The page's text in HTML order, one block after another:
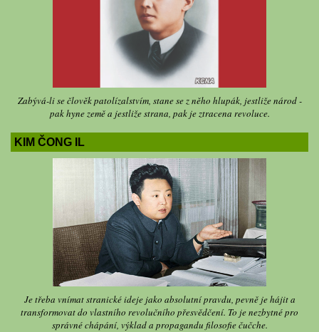
Zabývá-li se člověk patolízalstvím, stane se z něho hlupák, jestliže národ -
pak hyne země a jestliže strana, pak je ztracena revoluce.
KIM ČONG IL
Je třeba vnímat stranické ideje jako absolutní pravdu, pevně je hájit a
transformovat do vlastního revolučního přesvědčení. To je nezbytné pro
správné chápání, výklad a propagandu filosofie čučche.